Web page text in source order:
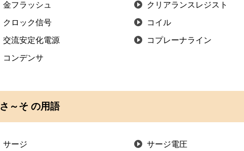
金フラッシュ クリアランスレジスト
クロック信号 コイル
交流安定化電源 コプレーナライン
コンデンサ
さ～そ の用語
サージ サージ電圧